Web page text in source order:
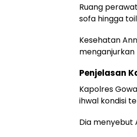
Ruang
sofa hingga
Kesehatan
menganjurkan
Penjelasan
Kapolres
ihwal kondisi
Dia menyebut